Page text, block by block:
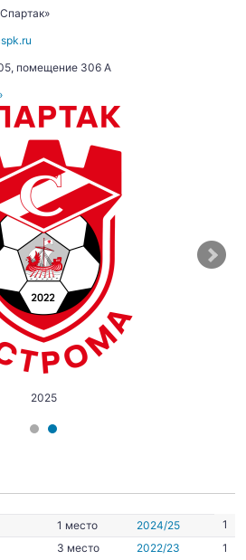
помещение 306 А
2025
1 место 2024/25
1
3 место
2022/23 1